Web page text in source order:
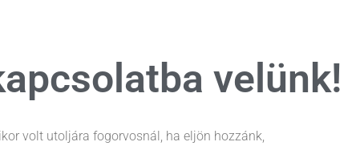
velünk!
volt utoljára fogorvosnál, ha eljön hozzánk,